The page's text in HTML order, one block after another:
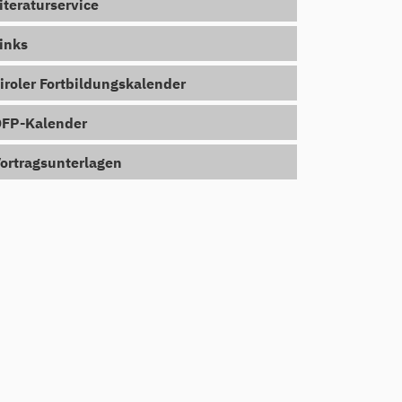
Fortbildungskalender
Kalender